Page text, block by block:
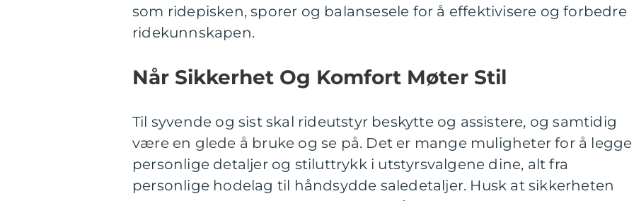
som ridepisken, sporer og balansesele for å effektivisere og forbedre
ridekunnskapen.
Når Sikkerhet Og Komfort Møter Stil
Til syvende og sist skal rideutstyr beskytte og assistere, og samtidig
være en glede å bruke og se på. Det er mange muligheter for å legge
personlige detaljer og stiluttrykk i utstyrsvalgene dine, alt fra
personlige hodelag til håndsydde saledetaljer. Husk at sikkerheten